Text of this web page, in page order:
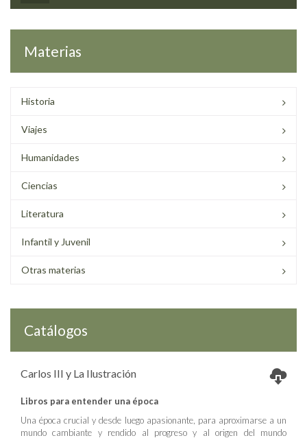
Materias
Historia
Viajes
Humanidades
Ciencias
Literatura
Infantil y Juvenil
Otras materias
Catálogos
Carlos III y La Ilustración
Libros para entender una época
Una época crucial y desde luego apasionante, para aproximarse a un
mundo cambiante y rendido al progreso y al origen del mundo